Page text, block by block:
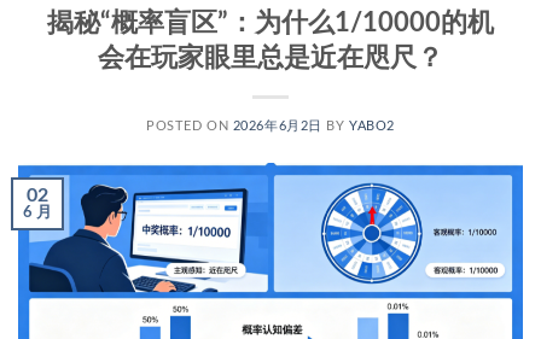
揭秘“概率盲区”：为什么1/10000的机
会在玩家眼里总是近在咫尺？
POSTED ON 2026年6月2日 BYYABO2
02
6 月